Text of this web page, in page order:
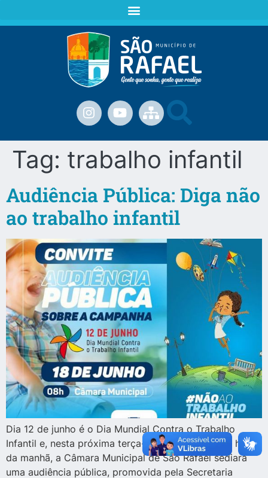
Tag: trabalho infantil
Audiência Pública: Diga não
ao trabalho infantil
Dia 12 de junho é o Dia Mundial Contra o Trabalho
Infantil e, nesta próxima terça-feira (18/06), às 08 horas
da manhã, a Câmara Municipal de São Rafael sediará
uma audiência pública, promovida pela Secretaria